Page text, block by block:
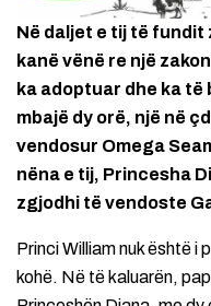
Në daljet e tij të
kanë vënë re një
ka adoptuar dhe ka të
mbajë dy orë, një në
vendosur Omega
nëna e tij, Princesha
zgjodhi të vendoste
Princi William nuk është i
kohë. Në të kaluarën,